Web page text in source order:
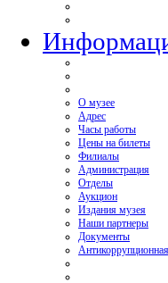
О музее
Адрес
Часы работы
Цены на билеты
Филиалы
Администрация
Отделы
Аукцион
Издания музея
Наши партнеры
Документы